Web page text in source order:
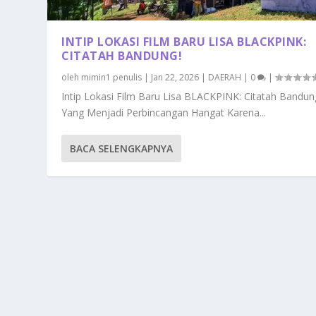
INTIP LOKASI FILM BARU LISA BLACKPINK:
CITATAH BANDUNG!
oleh mimin1 penulis | Jan 22, 2026 | DAERAH | 0 |
Intip Lokasi Film Baru Lisa BLACKPINK: Citatah
Yang Menjadi Perbincangan Hangat Karena...
BACA SELENGKAPNYA